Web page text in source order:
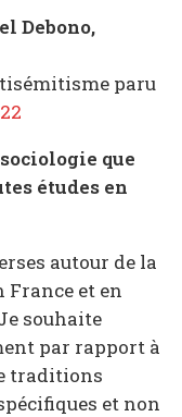
Debono,
paru
que
études en
autour de la
France et en
souhaite
par rapport à
traditions
et non